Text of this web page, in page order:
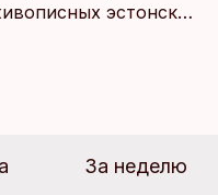
эстонских
За неделю